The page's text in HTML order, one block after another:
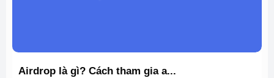
Airdrop là gì? Cách tham gia a...